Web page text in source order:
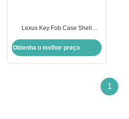
Lexus Key Fob Case Shell
Remote Shell Blade Negro
Transponder Casing 40mm
Obtenha o melhor preço
1